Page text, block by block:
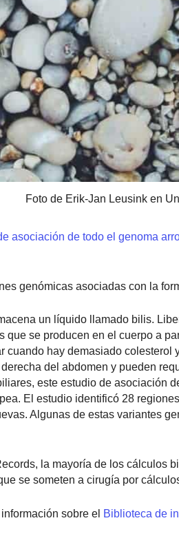
Foto de Erik-Jan Leusink en
asociación de todo el genoma
genómicas asociadas con la
un líquido llamado bilis.
se producen en el cuerpo a
cuando hay demasiado
del abdomen y pueden
este estudio de asociación
El estudio identificó 28
Algunas de estas variantes
la mayoría de los cálculos
se someten a cirugía por
información sobre el Biblioteca de